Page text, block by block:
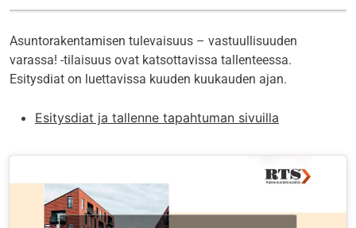
Asuntorakentamisen tulevaisuus – vastuullisuuden
varassa! -tilaisuus ovat katsottavissa tallenteessa.
Esitysdiat on luettavissa kuuden kuukauden ajan.
Esitysdiat ja tallenne tapahtuman sivuilla